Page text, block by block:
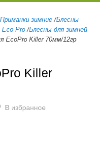
Приманки зимние /Блесны
Pro /Блесны для зимней
EcoPro Killer 70мм/12гр
Killer
В избранное